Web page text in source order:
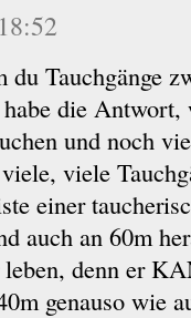
du Tauchgänge
die
und noch
viele
einer
auch an 60m
denn er
genauso wie